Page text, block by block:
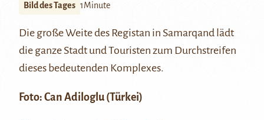
Bild des Tages 1Minute
Die große Weite des Registan in Samarqand lädt
die ganze Stadt und Touristen zum Durchstreifen
dieses bedeutenden Komplexes.
Foto: Can Adiloglu (Türkei)